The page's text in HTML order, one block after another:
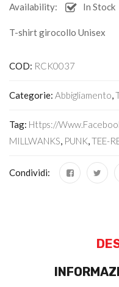
Availability: In Stock
T-shirt girocollo Unisex
COD: RCK0037
Categorie: Abbigliamento,
Tag: Https://
MILLWANKS, PUNK,TEE-
Condividi: